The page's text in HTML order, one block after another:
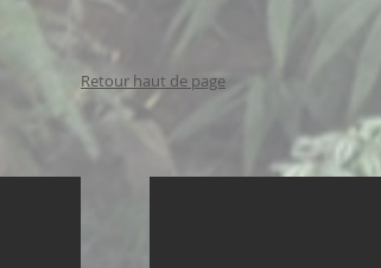
Retour haut de page